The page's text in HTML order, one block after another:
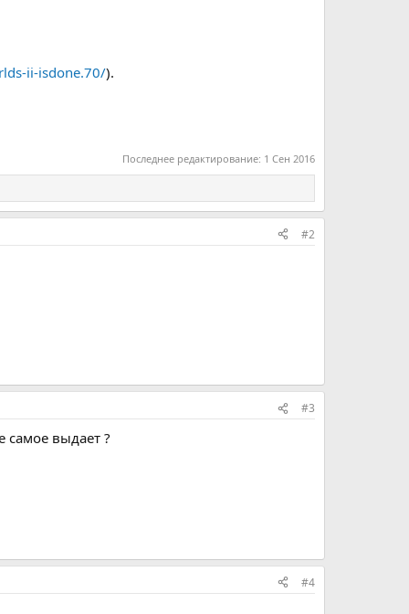
ii-isdone.70/).
Последнее редактирование: 1 Сен 2016
#2
#3
самое выдает ?
#4